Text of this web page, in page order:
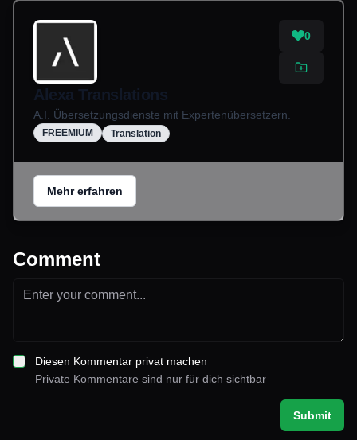
0
Alexa Translations
A.I. Übersetzungsdienste mit Expertenübersetzern.
FREEMIUM Translation
Mehr erfahren
Comment
Diesen Kommentar privat machen
Private Kommentare sind nur für dich sichtbar
Submit